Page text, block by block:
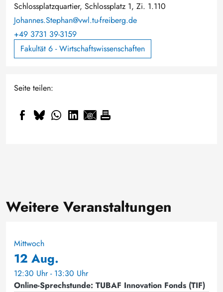
Schlossplatzquartier, Schlossplatz 1, Zi. 1.110
Johannes.Stephan@vwl.tu-freiberg.de
+49 3731 39-3159
Fakultät 6 - Wirtschaftswissenschaften
Seite teilen:
Weitere Veranstaltungen
Mittwoch
12 Aug.
12:30 Uhr - 13:30 Uhr
Online-Sprechstunde: TUBAF Innovation Fonds (TIF)